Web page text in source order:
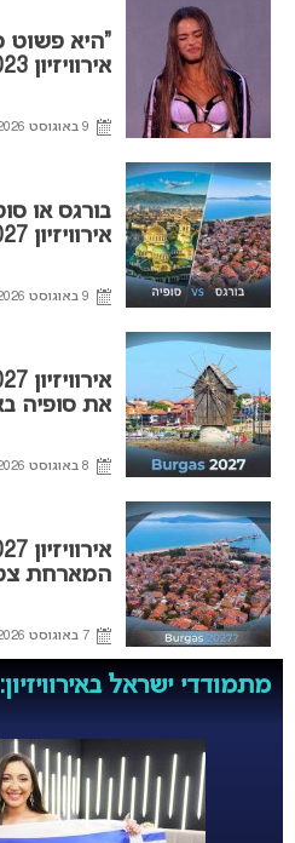
“היא פשוט
אירוויזיון 2023 מחמיאה לנועה קירל
9 באוגוסט 2026
בורגס או
אירוויזיון 2027 תיחשף ביום רביעי
9 באוגוסט 2026
את סופיה
8 באוגוסט 2026
המארחת
7 באוגוסט 2026
מתמודדי ישראל באירוויזיון: